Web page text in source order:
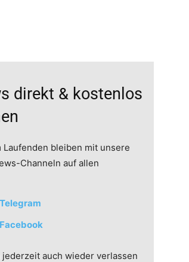
direkt & kostenlos
Laufenden bleiben mit unsere
Channeln auf allen
auch wieder verlassen